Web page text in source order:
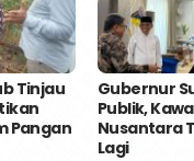
Tinjau
Pangan
Gubernur
Publik,
Nusantara
Lagi